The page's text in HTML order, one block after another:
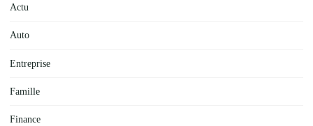
Actu
Auto
Entreprise
Famille
Finance